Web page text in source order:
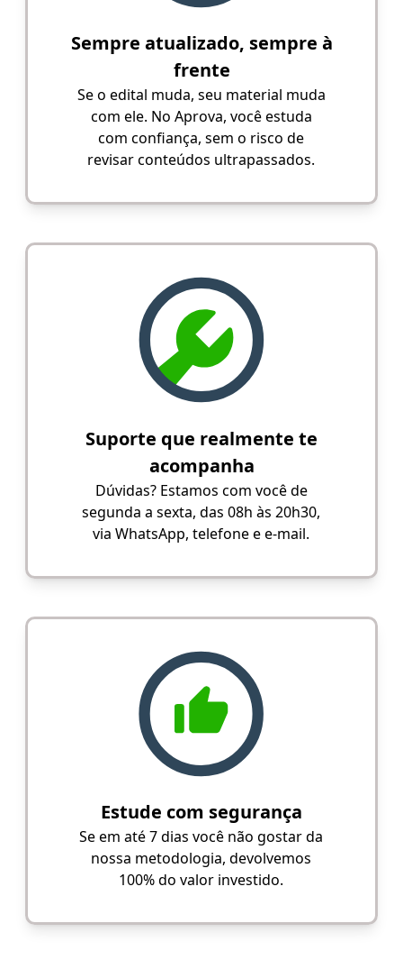
Sempre atualizado, sempre à
frente
Se o edital muda, seu material muda
com ele. No Aprova, você estuda
com confiança, sem o risco de
revisar conteúdos ultrapassados.
Suporte que realmente te
acompanha
Dúvidas? Estamos com você de
segunda a sexta, das 08h às 20h30,
via WhatsApp, telefone e e-mail.
Estude com segurança
Se em até 7 dias você não gostar da
nossa metodologia, devolvemos
100% do valor investido.